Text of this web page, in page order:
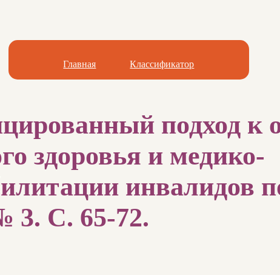
Главная Классификатор
подход к
здоровья и медико-
инвалидов
3. С. 65-72.